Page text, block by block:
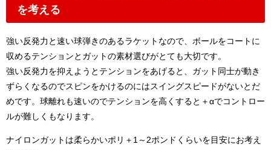
を考える
強い反発力と速い球弾きのあるラケットなので、ボールをコートに
収めるテンションとガットの素材選びがとても大切です。
強い反発力を抑えようとテンションをあげると、ガット同士が動き
ずらくなるのでスピンをかけるのにはスイングスピードがないとだ
めです。球離れも速いのでテンションを高くすると＋αでコントロー
ルが難しくもなります。
ナイロンガットは柔らかいポリ＋1～2ポンドくらいを目安にお考え